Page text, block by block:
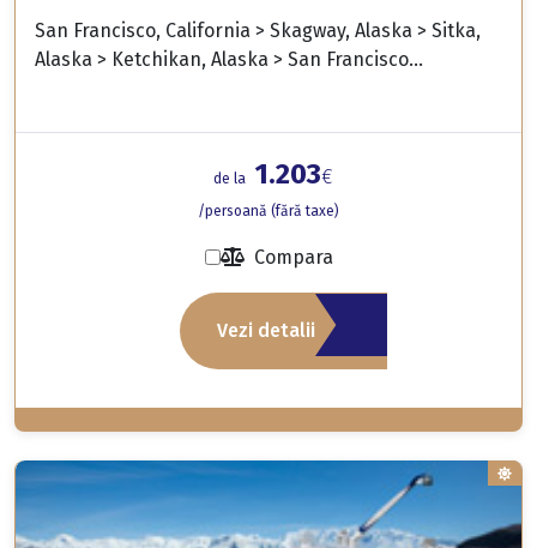
San Francisco, California > Skagway, Alaska > Sitka,
Alaska > Ketchikan, Alaska > San Francisco...
de la 1.203€
/persoană (fără taxe)
Compara
Vezi detalii